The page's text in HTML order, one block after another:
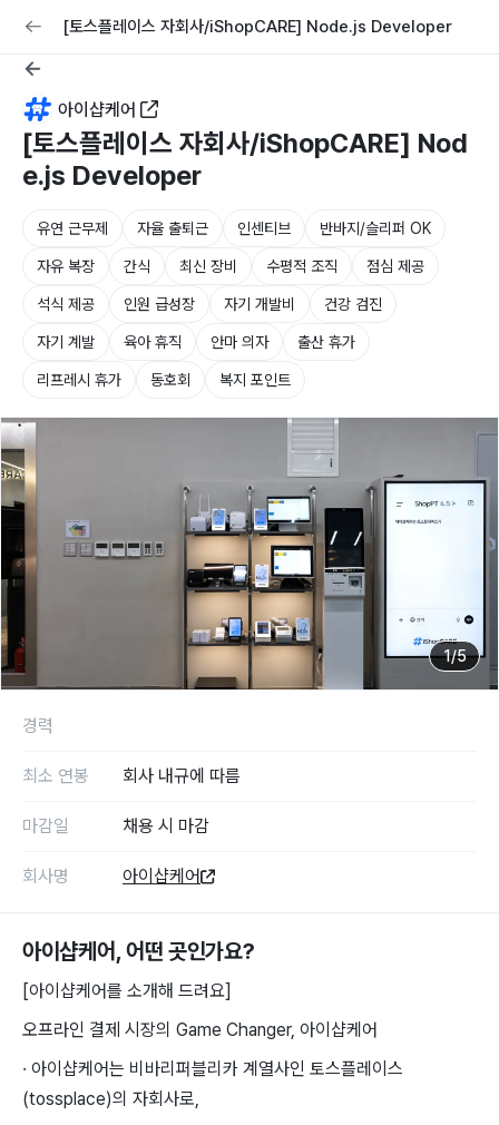
교육 커리어 채용공고 올리기
[토스플레이스 자회사/iShopCARE] Node.js Developer
아이샵케어
[토스플레이스 자회사/iShopCARE] Nod
e.js Developer
유연 근무제 자율 출퇴근 인센티브 반바지/슬리퍼 OK
자유 복장 간식 최신 장비 수평적 조직 점심 제공
석식 제공 인원 급성장 자기 개발비 건강 검진
자기 계발 육아 휴직 안마 의자 출산 휴가
리프레시 휴가 동호회 복지 포인트
1/5
아이샵케어 , 어떤 곳인가요?
[아이샵케어를 소개해 드려요]
오프라인 결제 시장의 Game Changer, 아이샵케어
· 아이샵케어는 비바리퍼블리카 계열사인 토스플레이스
(tossplace)의 자회사로,
경력
최소 연봉 회사 내규에 따름
마감일 채용 시 마감
회사명 아이샵케어